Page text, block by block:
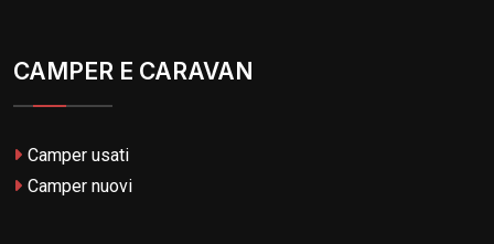
CAMPER E CARAVAN
Camper usati
Camper nuovi